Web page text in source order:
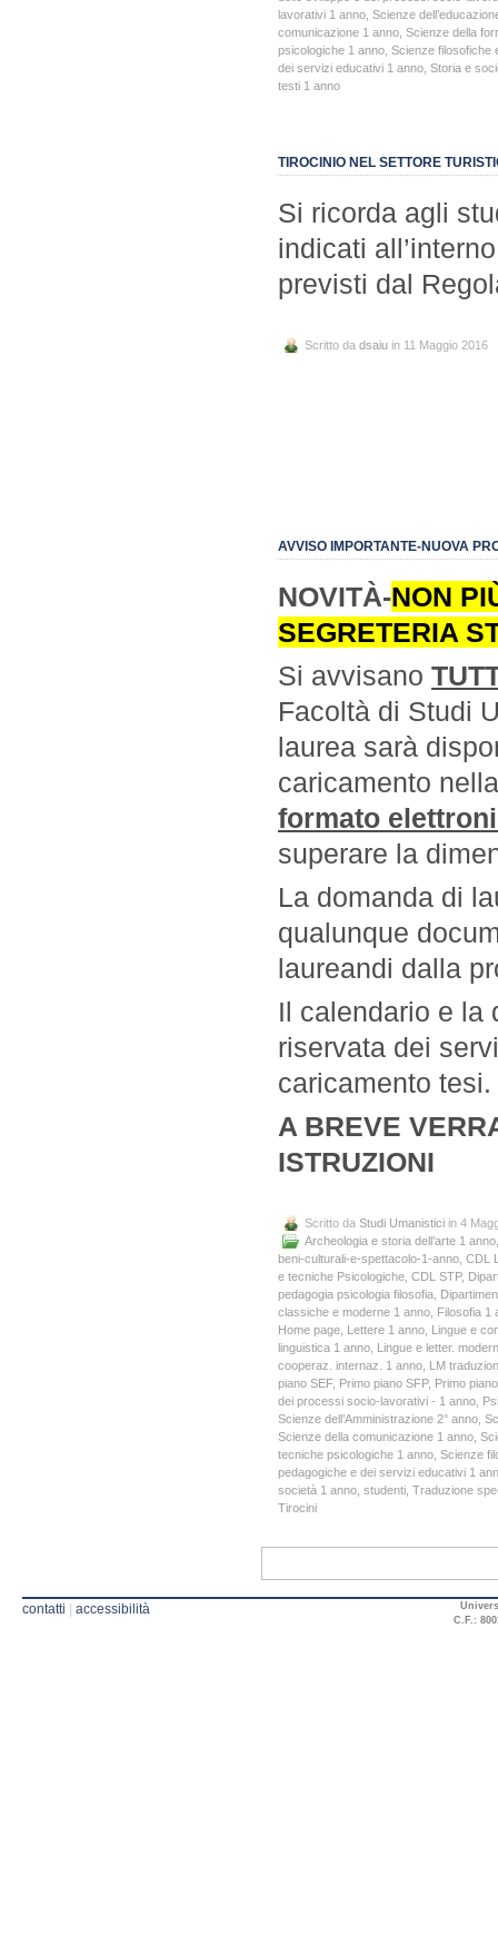
lavorativi 1 anno, Scienze
comunicazione 1 anno, Scienze della
psicologiche 1 anno, Scienze filosofiche
dei servizi educativi 1 anno, Storia e
testi 1 anno
TIROCINIO NEL SETTORE
Si ricorda agli
indicati
previsti dal
Scritto da dsaiu in 11 Maggio 2016
AVVISO IMPORTANTE-NUOVA
NOVITÀ-NON
SEGRETERIA
Si avvisano
Facoltà di Studi
laurea sarà
caricamento
formato
superare la
La domanda di
qualunque
laureandi dalla
Il calendario e la
riservata dei
caricamento tesi.
A BREVE
ISTRUZIONI
Scritto da Studi Umanistici in 4
Archeologia e storia dell’arte 1 anno
beni-culturali-e-spettacolo-1-anno CDL
e tecniche Psicologiche CDL STP,
pedagogia psicologia filosofia
classiche e moderne 1 anno Filosofia 1
Home page Lettere 1 anno Lingue e
linguistica 1 anno Lingue e letter.
cooperaz. internaz. 1 anno LM
piano SEF, Primo piano SFP, Primo
dei processi socio-lavorativi - 1 anno
Scienze dell’Amministrazione 2° anno
Scienze della comunicazione 1 anno
tecniche psicologiche 1 anno Scienze
pedagogiche e dei servizi educativi 1
società 1 anno studenti Traduzione
Tirocini
contatti accessibilità
C.F.: